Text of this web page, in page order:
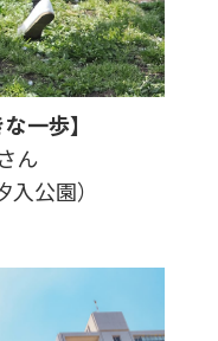
一歩】
ん
入公園）